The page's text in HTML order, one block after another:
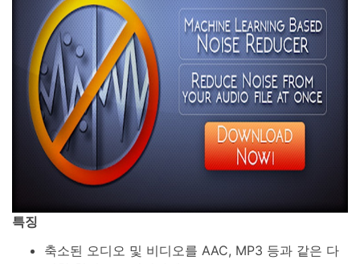
특징
축소된 오디오 및 비디오를 AAC, MP3 등과 같은 다